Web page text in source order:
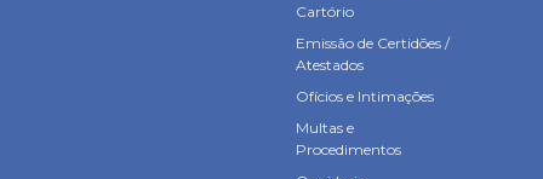
Cartório
Emissão de Certidões /
Atestados
Ofícios e Intimações
Multas e
Procedimentos